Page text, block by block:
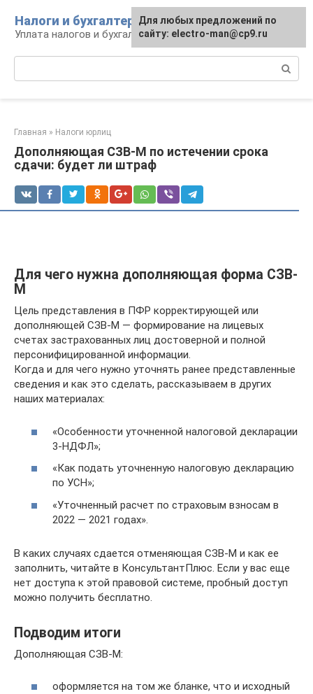
контенту
Налоги и бухгалтерия
Уплата налогов и бухгалтерская отчётность
Главная » Налоги юрлиц
Дополняющая СЗВ-М по истечении срока
сдачи: будет ли штраф
Для чего нужна дополняющая форма СЗВ-
М
Цель представления в ПФР корректирующей или
дополняющей СЗВ-М — формирование на лицевых
счетах застрахованных лиц достоверной и полной
персонифицированной информации.
Когда и для чего нужно уточнять ранее представленные
сведения и как это сделать, рассказываем в других
наших материалах:
«Особенности уточненной налоговой декларации
3-НДФЛ»;
«Как подать уточненную налоговую декларацию
по УСН»;
«Уточненный расчет по страховым взносам в
2022 — 2021 годах».
В каких случаях сдается отменяющая СЗВ-М и как ее
заполнить, читайте в КонсультантПлюс. Если у вас еще
нет доступа к этой правовой системе, пробный доступ
можно получить бесплатно.
Подводим итоги
Дополняющая СЗВ-М:
оформляется на том же бланке, что и исходный
Для любых предложений по
сайту: electro-man@cp9.ru